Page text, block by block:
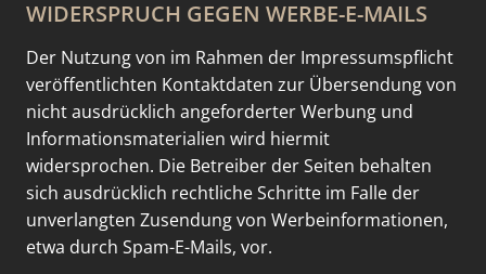
WIDERSPRUCH GEGEN WERBE-E-MAILS
Der Nutzung von im Rahmen der Impressumspflicht
veröffentlichten Kontaktdaten zur Übersendung von
nicht ausdrücklich angeforderter Werbung und
Informationsmaterialien wird hiermit
widersprochen. Die Betreiber der Seiten behalten
sich ausdrücklich rechtliche Schritte im Falle der
unverlangten Zusendung von Werbeinformationen,
etwa durch Spam-E-Mails, vor.